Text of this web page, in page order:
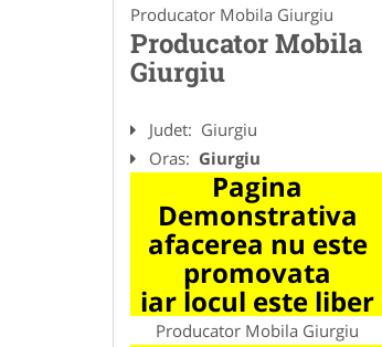
Producator Mobila Giurgiu
Producator Mobila
Giurgiu
Judet: Giurgiu
Oras: Giurgiu
Pagina
Demonstrativa
afacerea nu este
promovata
iar locul este liber
Producator Mobila Giurgiu